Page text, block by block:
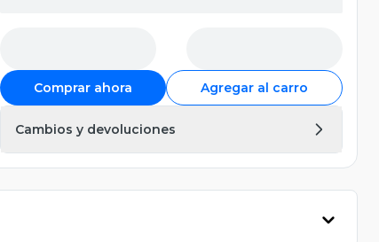
Comprar ahora Agregar al carro
Cambios y devoluciones